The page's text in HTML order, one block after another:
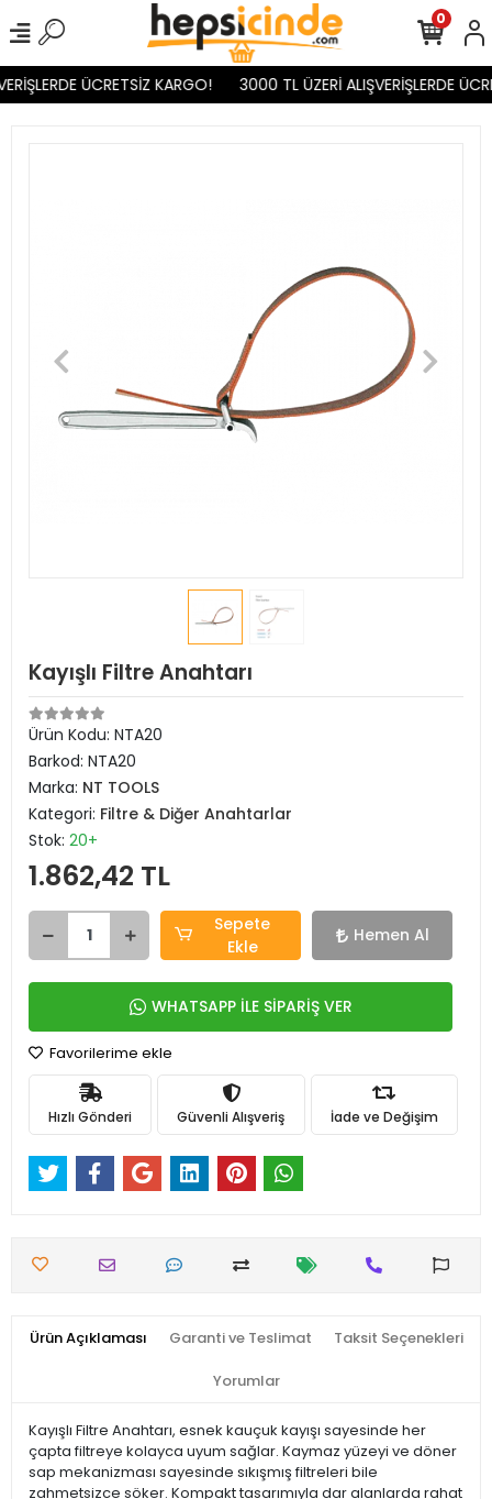
ÜCRETSİZ KARGO! 3000 TL ÜZERİ ALIŞVERİŞLERDE
0
Kayışlı Filtre Anahtarı
Ürün Kodu: NTA20
Barkod: NTA20
Marka: NT TOOLS
Kategori: Filtre & Diğer Anahtarlar
Stok: 20+
1.862,42 TL
Sepete
Ekle
Hemen Al
WHATSAPP İLE SİPARİŞ VER
Favorilerime ekle
Hızlı Gönderi Güvenli Alışveriş İade ve Değişim
Ürün Açıklaması Garanti ve Teslimat Taksit Seçenekleri
Yorumlar
Kayışlı Filtre Anahtarı, esnek kauçuk kayışı sayesinde her
çapta filtreye kolayca uyum sağlar. Kaymaz yüzeyi ve döner
sap mekanizması sayesinde sıkışmış filtreleri bile
zahmetsizce söker. Kompakt tasarımıyla dar alanlarda rahat